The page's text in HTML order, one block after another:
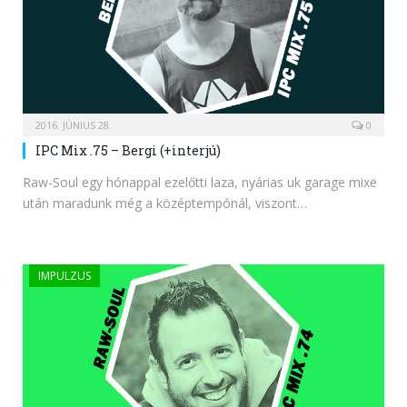
2016. JÚNIUS 28. 0
IPC Mix .75 – Bergi (+interjú)
Raw-Soul egy hónappal ezelőtti laza, nyárias uk garage mixe
után maradunk még a középtempónál, viszont…
IMPULZUS